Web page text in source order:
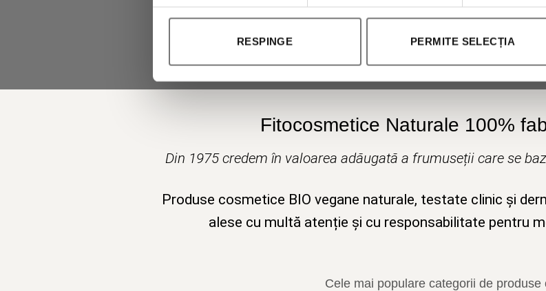
RESPINGE PERMITE SELECȚIA
Fitocosmetice Naturale 100%
Din 1975 credem în valoarea adăugată a frumuseții care se
Produse cosmetice BIO vegane naturale, testate clinic și
alese cu multă atenție și cu responsabilitate pentru
Cele mai populare categorii de produse